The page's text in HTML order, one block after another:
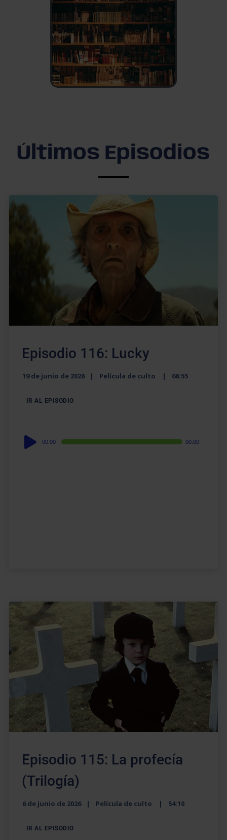
Últimos Episodios
Episodio 116: Lucky
19 de junio de 2026 Película de culto 66:55
IR AL EPISODIO
Audio
Player
00:00 00:00
Episodio 115: La profecía
(Trilogía)
6 de junio de 2026 Película de culto 54:10
IR AL EPISODIO